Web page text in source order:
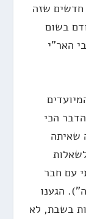
חדשים שזה
בשום
האר"י
הכי
שאיתה
עם חבר
הגענו
בשבת, לא